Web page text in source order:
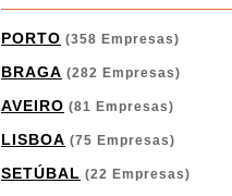
PORTO (358 Empresas)
BRAGA (282 Empresas)
AVEIRO (81 Empresas)
LISBOA (75 Empresas)
SETÚBAL (22 Empresas)